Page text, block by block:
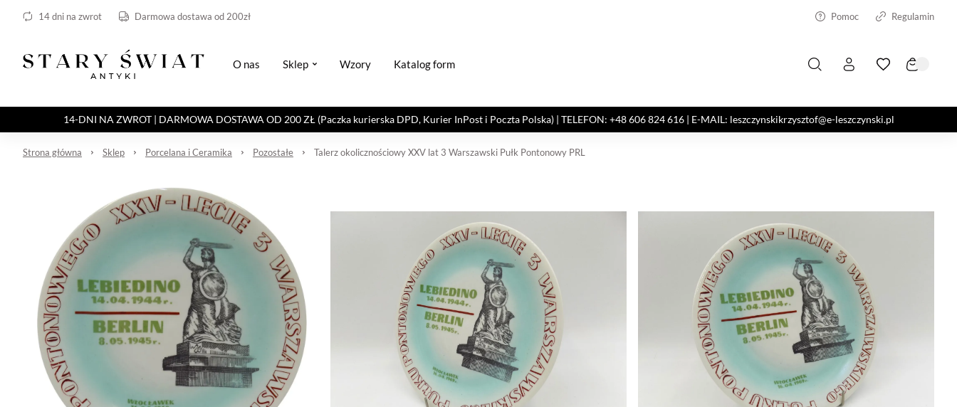
14 dni na zwrot Darmowa dostawa od 200zł Pomoc Regulamin
O nas Sklep Wzory Katalog form
14-DNI NA ZWROT | DARMOWA DOSTAWA OD 200 ZŁ (Paczka kurierska DPD, Kurier InPost i Poczta Polska) | TELEFON: +48 606 824 616 | E-MAIL: leszczynskikrzysztof@e-leszczynski.pl
Strona główna Sklep Porcelana i Ceramika Pozostałe Talerz okolicznościowy XXV lat 3 Warszawski Pułk Pontonowy PRL